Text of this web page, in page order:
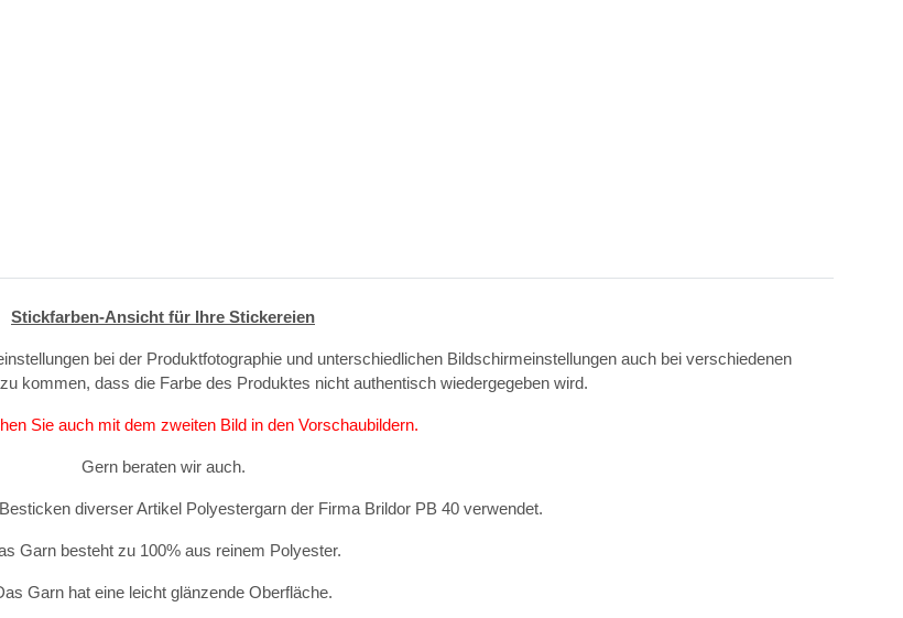
Stickfarben-Ansicht für Ihre Stickereien
bei der Produktfotographie und unterschiedlichen Bildschirmeinstellungen auch bei verschiedenen
kommen, dass die Farbe des Produktes nicht authentisch wiedergegeben wird.
Sie auch mit dem zweiten Bild in den Vorschaubildern.
Gern beraten wir auch.
diverser Artikel Polyestergarn der Firma Brildor PB 40 verwendet.
Garn besteht zu 100% aus reinem Polyester.
Garn hat eine leicht glänzende Oberfläche.